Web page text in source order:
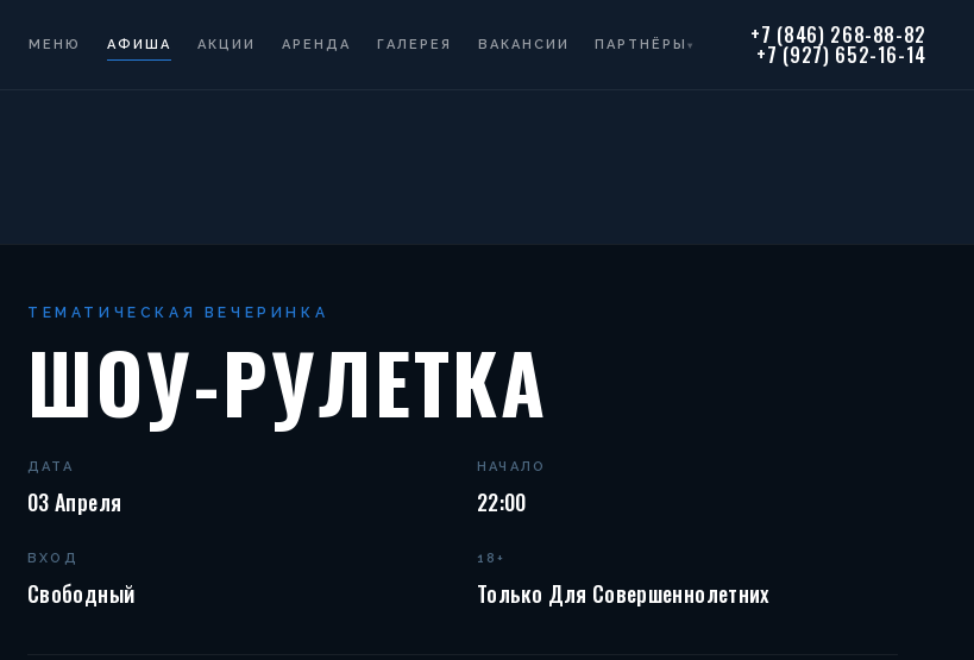
МЕНЮ АФИША АКЦИИ АРЕНДА ГАЛЕРЕЯ ВАКАНСИИ ПАРТНЁРЫ▾ +7 (846) 268-88-82
+7 (927) 652-16-14
ТЕМАТИЧЕСКАЯ ВЕЧЕРИНКА
ШОУ-РУЛЕТКА
ДАТА
03 Апреля
НАЧАЛО
22:00
ВХОД
Свободный
18+
Только Для Совершеннолетних